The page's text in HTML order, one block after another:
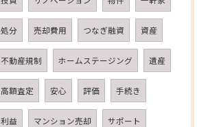
処分 売却費用 つなぎ融資 資産
不動産規制 ホームステージング 遺産
高額査定 安心 評価 手続き
利益 マンション売却 サポート